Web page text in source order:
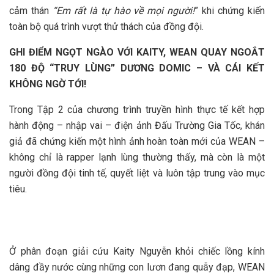
cảm thán “Em rất là tự hào về mọi người!” khi chứng kiến
toàn bộ quá trình vượt thử thách của đồng đội.
GHI ĐIỂM NGỌT NGÀO VỚI KAITY, WEAN QUAY NGOẮT
180 ĐỘ “TRUY LÙNG” DƯƠNG DOMIC – VÀ CÁI KẾT
KHÔNG NGỜ TỚI!
Trong Tập 2 của chương trình truyền hình thực tế kết hợp
hành động – nhập vai – điện ảnh Đấu Trường Gia Tốc, khán
giả đã chứng kiến một hình ảnh hoàn toàn mới của WEAN –
không chỉ là rapper lạnh lùng thường thấy, mà còn là một
người đồng đội tinh tế, quyết liệt và luôn tập trung vào mục
tiêu.
Ở phân đoạn giải cứu Kaity Nguyễn khỏi chiếc lồng kính
dâng đầy nước cùng những con lươn đang quẫy đạp, WEAN